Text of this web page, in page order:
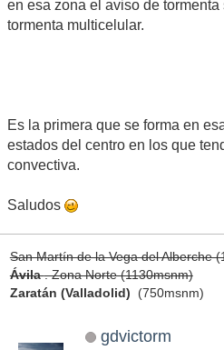
en esa zona el aviso de
tormenta multicelular.
Es la primera que se forma en
estados del centro en los que
convectiva.
Saludos
San Martín de la Vega del Alberche
Ávila. Zona Norte (1130msnm)
Zaratán (Valladolid) (750msnm)
gdvictorm